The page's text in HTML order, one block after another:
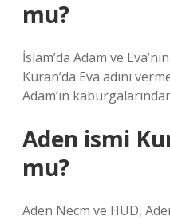
mu?
İslam’da Adam ve
Kuran’da Eva adını
Adam’ın
Aden ismi
mu?
Aden Necm ve HUD,